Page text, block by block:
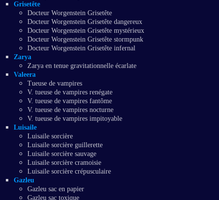
Grisetête
Docteur Worgenstein Grisetête
Docteur Worgenstein Grisetête dangereux
Docteur Worgenstein Grisetête mystérieux
Docteur Worgenstein Grisetête stormpunk
Docteur Worgenstein Grisetête infernal
Zarya
Zarya en tenue gravitationnelle écarlate
Valeera
Tueuse de vampires
V. tueuse de vampires renégate
V. tueuse de vampires fantôme
V. tueuse de vampires nocturne
V. tueuse de vampires impitoyable
Luisaile
Luisaile sorcière
Luisaile sorcière guillerette
Luisaile sorcière sauvage
Luisaile sorcière cramoisie
Luisaile sorcière crépusculaire
Gazleu
Gazleu sac en papier
Gazleu sac toxique